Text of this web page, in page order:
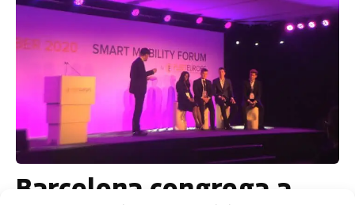
Barcelona congrega a